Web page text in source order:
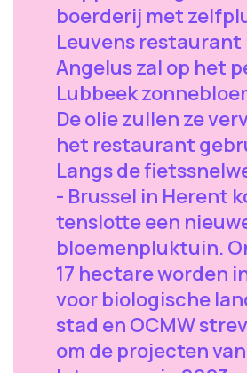
boerderij met
Leuvens restaurant
Angelus zal op het
Lubbeek
De olie zullen ze
het restaurant
Langs de
- Brussel in Herent
tenslotte een
bloemenpluktuin.
17 hectare worden
voor biologische
stad en OCMW
om de projecten